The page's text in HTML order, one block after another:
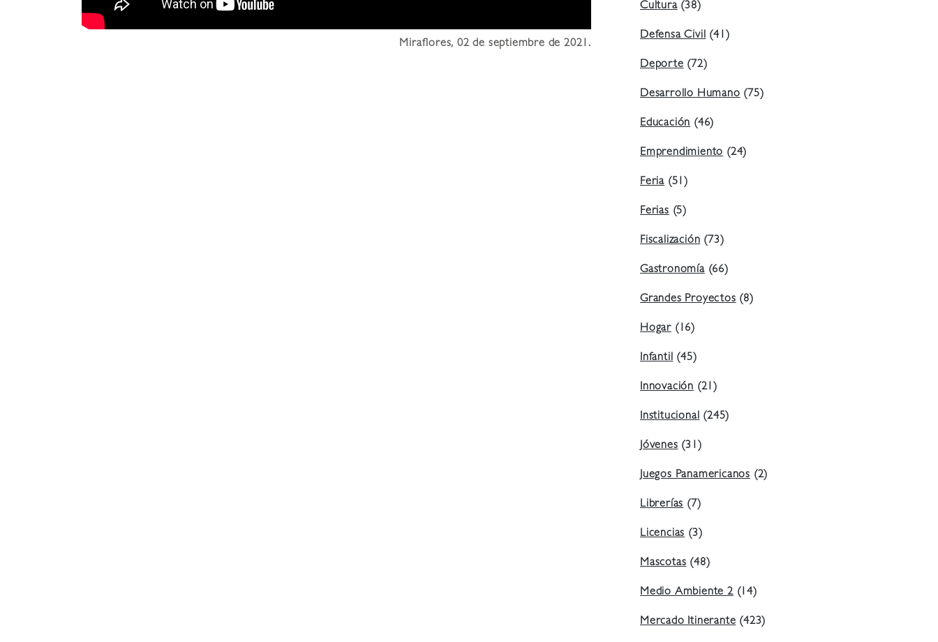
Miraflores, 02 de septiembre de 2021.
Cultura(38)
Defensa Civil(41)
Deporte(72)
Desarrollo Humano(75)
Educación(46)
Emprendimiento(24)
Feria (51)
Ferias(5)
Fiscalización(73)
Gastronomía(66)
Grandes Proyectos(8)
Hogar (16)
Infantil(45)
Innovación (21)
Institucional(245)
Jóvenes(31)
Juegos Panamericanos (2)
Librerías(7)
Licencias(3)
Mascotas(48)
Medio Ambiente 2(14)
Mercado Itinerante(423)